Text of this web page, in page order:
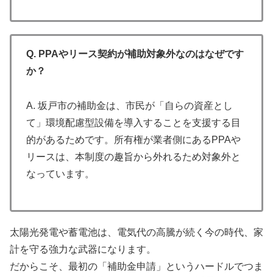
Q. PPAやリース契約が補助対象外なのはなぜです
か？
A. 坂戸市の補助金は、市民が「自らの資産とし
て」環境配慮型設備を導入することを支援する目
的があるためです。所有権が業者側にあるPPAや
リースは、本制度の趣旨から外れるため対象外と
なっています。
太陽光発電や蓄電池は、電気代の高騰が続く今の時代、家
計を守る強力な武器になります。
だからこそ、最初の「補助金申請」というハードルでつま